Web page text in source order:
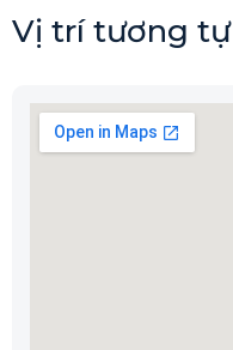
Vị trí tương tự